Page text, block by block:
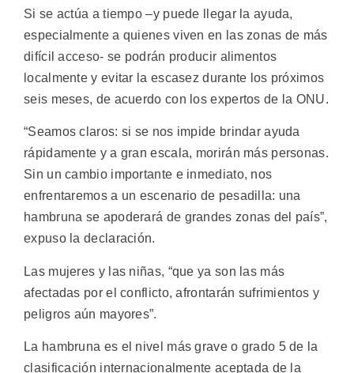
Si se actúa a tiempo –y puede llegar la ayuda,
especialmente a quienes viven en las zonas de más
difícil acceso- se podrán producir alimentos
localmente y evitar la escasez durante los próximos
seis meses, de acuerdo con los expertos de la ONU.
“Seamos claros: si se nos impide brindar ayuda
rápidamente y a gran escala, morirán más personas.
Sin un cambio importante e inmediato, nos
enfrentaremos a un escenario de pesadilla: una
hambruna se apoderará de grandes zonas del país”,
expuso la declaración.
Las mujeres y las niñas, “que ya son las más
afectadas por el conflicto, afrontarán sufrimientos y
peligros aún mayores”.
La hambruna es el nivel más grave o grado 5 de la
clasificación internacionalmente aceptada de la